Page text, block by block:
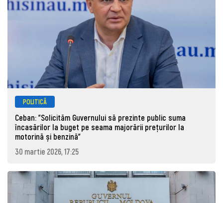
POLITICĂ
Ceban: "Solicităm Guvernului să prezinte public suma
încasărilor la buget pe seama majorării prețurilor la
motorină și benzină"
30 martie 2026, 17:25